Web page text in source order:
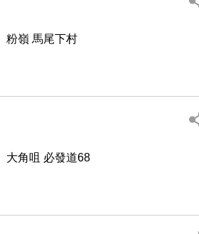
粉嶺 馬尾下村
大角咀 必發道68